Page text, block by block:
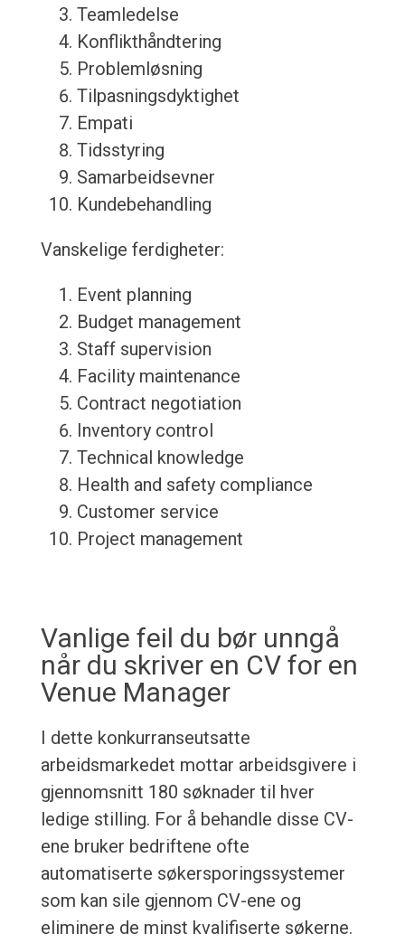
Teamledelse
Konflikthåndtering
Problemløsning
Tilpasningsdyktighet
Empati
Tidsstyring
Samarbeidsevner
Kundebehandling
Vanskelige ferdigheter:
Event planning
Budget management
Staff supervision
Facility maintenance
Contract negotiation
Inventory control
Technical knowledge
Health and safety compliance
Customer service
Project management
Vanlige feil du bør unngå
når du skriver en CV for en
Venue Manager
I dette konkurranseutsatte
arbeidsmarkedet mottar arbeidsgivere i
gjennomsnitt 180 søknader til hver
ledige stilling. For å behandle disse CV-
ene bruker bedriftene ofte
automatiserte søkersporingssystemer
som kan sile gjennom CV-ene og
eliminere de minst kvalifiserte søkerne.